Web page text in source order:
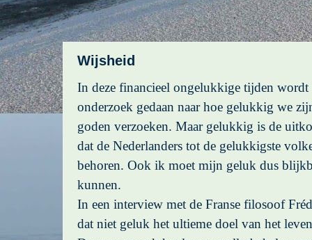
Wijsheid
In deze financieel ongelukkige tijden wordt
onderzoek gedaan naar hoe gelukkig we
goden verzoeken. Maar gelukkig is de
dat de Nederlanders tot de gelukkigste
behoren. Ook ik moet mijn geluk dus
kunnen.
In een interview met de Franse filosoof
dat niet geluk het ultieme doel van het